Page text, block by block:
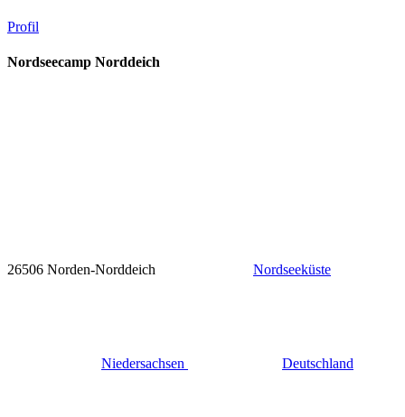
Profil
Nordseecamp Norddeich
26506 Norden-Norddeich Nordseeküste
Niedersachsen Deutschland